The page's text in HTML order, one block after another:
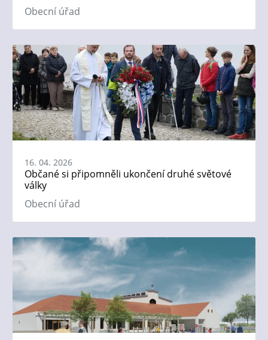
Obecní úřad
16. 04. 2026
Občané si připomněli ukončení druhé světové
války
Obecní úřad